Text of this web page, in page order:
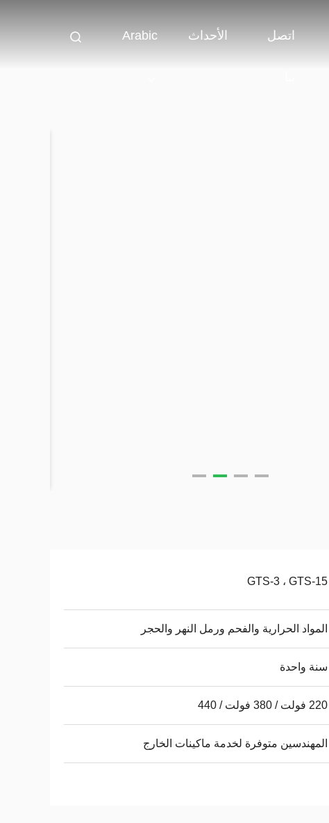
اتصل الأحداث Arabic
GTS-3 ، GTS-15
المواد الحرارية والفحم ورمل النهر والحجر
سنة واحدة
220 فولت / 380 فولت / 440
المهندسين متوفرة لخدمة ماكينات الخارج